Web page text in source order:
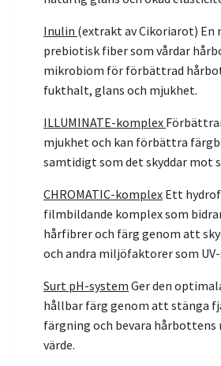
Inulin (extrakt av Cikoriarot)
prebiotisk fiber som vårdar
mikrobiom för förbättrad
fukthalt, glans och mjukhet.
ILLUMINATE-komplex
mjukhet och kan förbättra
samtidigt som det skyddar mot
CHROMATIC-komplex Ett
filmbildande komplex som
hårfibrer och färg genom att
och andra miljöfaktorer som
Surt pH-system Ger den
hållbar färg genom att stänga
färgning och bevara hårbottens
värde.